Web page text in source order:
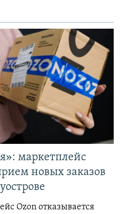
маркетплейс
новых заказов
Ozon отказывается